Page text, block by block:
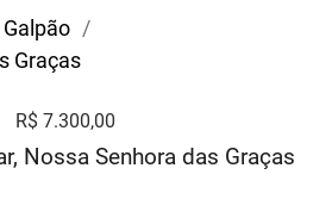
Galpão
Graças
R$ 7.300,00
Nossa Senhora das Graças